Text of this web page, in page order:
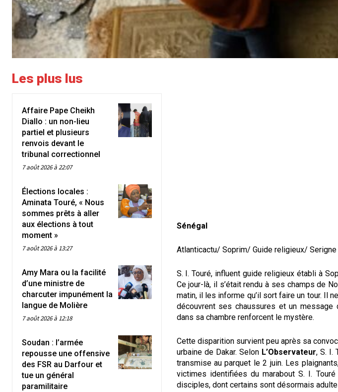
Les plus lus
Affaire Pape Cheikh
Diallo : un non-lieu
partiel et plusieurs
renvois devant le
tribunal correctionnel
7 août 2026 à 22:07
Élections locales :
Aminata Touré, « Nous
sommes prêts à aller
aux élections à tout
moment »
7 août 2026 à 13:27
Amy Mara ou la facilité
d’une ministre de
charcuter impunément la
langue de Molière
7 août 2026 à 12:18
Soudan : l’armée
repousse une offensive
des FSR au Darfour et
tue un général
paramilitaire
Sénégal
Atlanticactu/ Soprim/ Guide religieux/ Serigne
S. I. Touré, influent guide religieux établi à
Ce jour-là, il s’était rendu à ses champs de
matin, il les informe qu’il sort faire un tour. Il
découvrent ses chaussures et un message
dans sa chambre renforcent le mystère.
Cette disparition survient peu après sa
urbaine de Dakar. Selon L’Observateur, S. I.
transmise au parquet le 2 juin. Les
victimes identifiées du marabout S. I.
disciples, dont certains sont désormais